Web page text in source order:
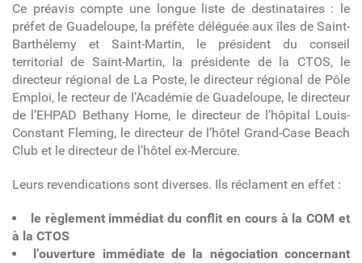
Ce préavis compte une longue liste de destinataires : le
préfet de Guadeloupe, la préfète déléguée aux îles de Saint-
Barthélemy et Saint-Martin, le président du conseil
territorial de Saint-Martin, la présidente de la CTOS, le
directeur régional de La Poste, le directeur régional de Pôle
Emploi, le recteur de l’Académie de Guadeloupe, le directeur
de l’EHPAD Bethany Home, le directeur de l’hôpital Louis-
Constant Fleming, le directeur de l’hôtel Grand-Case Beach
Club et le directeur de l’hôtel ex-Mercure.
Leurs revendications sont diverses. Ils réclament en effet :
le règlement immédiat du conflit en cours à la COM et
à la CTOS
l’ouverture immédiate de la négociation concernant